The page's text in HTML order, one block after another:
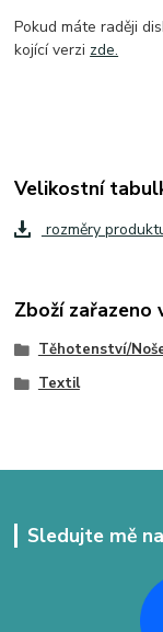
Pokud máte raději
kojící verzi zde.
Velikostní
rozměry
Zboží zařazeno
Těhotenství/
Textil
Sledujte mě